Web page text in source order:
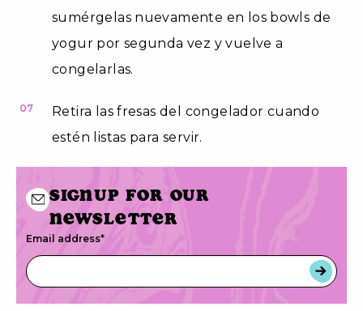
sumérgelas nuevamente en los bowls de
yogur por segunda vez y vuelve a
congelarlas.
07
Retira las fresas del congelador cuando
estén listas para servir.
Signup for our
newsletter
Email address*